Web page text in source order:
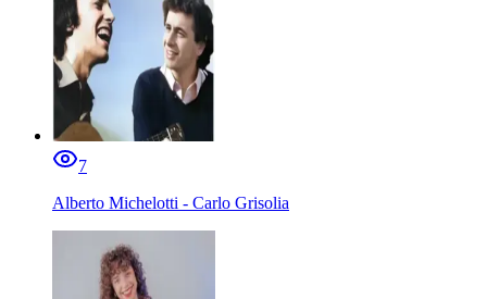
7
Alberto Michelotti - Carlo Grisolia